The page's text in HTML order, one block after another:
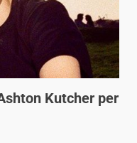
Kutcher per